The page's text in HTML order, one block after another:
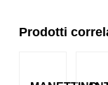
Prodotti